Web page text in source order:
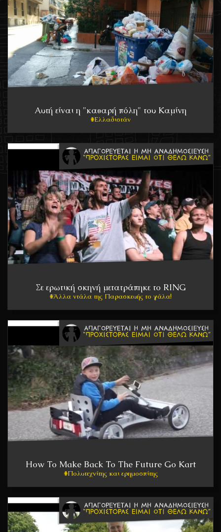
Αυτή είναι η "καθαρή πόλη" του Καμίνη
Ελλαδιστάν
Σε ερωτική σκηνή μετατράπηκε το RING
Άλλα ντάλα της Παρασκευής το γάλα!
How To Make Back To The Future Go Kart
Πολυτεχνίτης και ερημοσπίτης